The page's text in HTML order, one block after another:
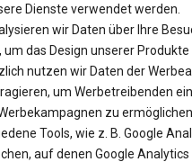
Dienste verwendet werden.
wir Daten über Ihre
um das Design unserer Produkte
nutzen wir Daten der
um Werbetreibenden
zu
Tools, wie z. B. Google
auf denen Google